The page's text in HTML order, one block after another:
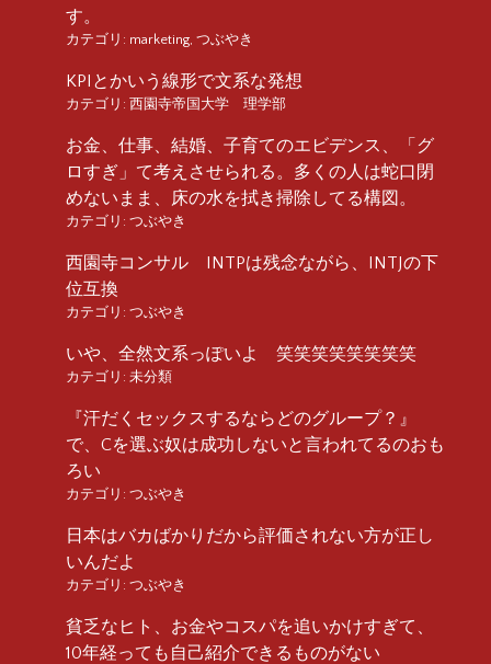
す。
カテゴリ: marketing つぶやき
KPIとかいう線形で文系な発想
カテゴリ: 西園寺帝国大学 理学部
お金、仕事、結婚、子育てのエビデンス、「グ
ロすぎ」て考えさせられる。多くの人は蛇口閉
めないまま、床の水を拭き掃除してる構図。
カテゴリ: つぶやき
西園寺コンサル INTPは残念ながら、INTJの下
位互換
カテゴリ: つぶやき
いや、全然文系っぽいよ 笑笑笑笑笑笑笑笑
カテゴリ: 未分類
『汗だくセックスするならどのグループ？』
で、Cを選ぶ奴は成功しないと言われてるのおも
ろい
カテゴリ: つぶやき
日本はバカばかりだから評価されない方が正し
いんだよ
カテゴリ: つぶやき
貧乏なヒト、お金やコスパを追いかけすぎて、
10年経っても自己紹介できるものがない